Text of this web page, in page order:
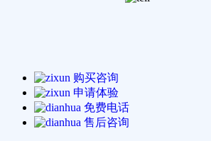
购买咨询
申请体验
免费电话
售后咨询